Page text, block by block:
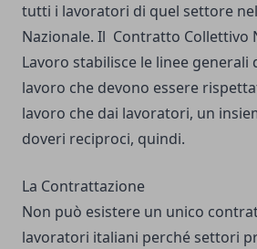
tutti i lavoratori di quel settore
Nazionale. Il Contratto Collettivo
Lavoro stabilisce le linee generali
lavoro che devono essere
lavoro che dai lavoratori, un
doveri reciproci, quindi.
La Contrattazione
Non può esistere un unico
lavoratori italiani perché settori